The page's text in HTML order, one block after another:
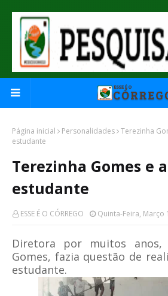
Página inicial Personalidades Terezinha
estudante
Terezinha Gomes e
estudante
ESSE É O CÓRREGO Quinta-Feira, Março
Diretora por muitos anos,
Gomes, fazia questão de
estudante.